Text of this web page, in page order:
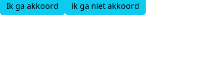
Ik ga akkoord ik ga niet akkoord